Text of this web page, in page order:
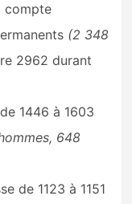
compte
(2 348
2962 durant
1446 à 1603
648
de 1123 à 1151